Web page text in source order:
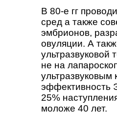
В 80-е гг
сред а также
эмбрионов,
овуляции. А
ультразвуковой
не на
ультразвуковым
эффективность
25%
моложе 40 лет.